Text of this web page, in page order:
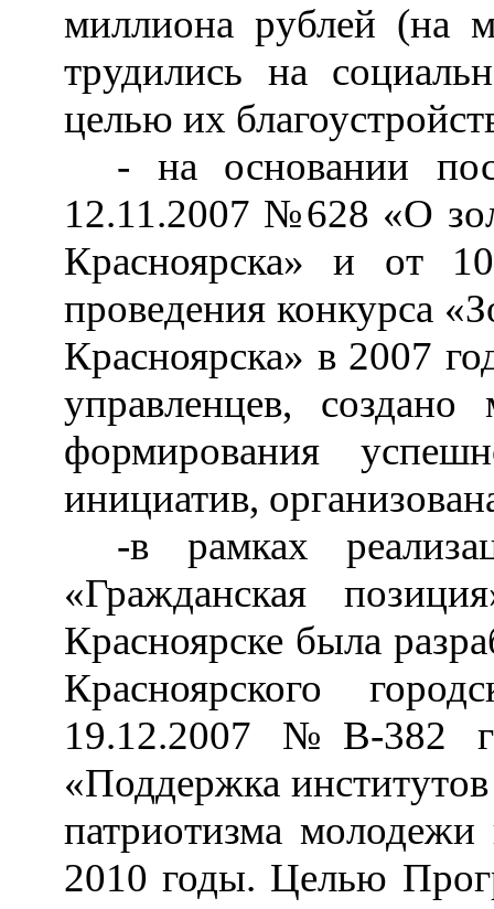
миллиона рублей (на
трудились на
целью их
- на основании
12.11.2007 №628 «О
Красноярска» и от
проведения конкурса
Красноярска» в 2007
управленцев,
формирования
инициатив,
-в рамках
«Гражданская
Красноярске была
Красноярского
19.12.2007 №В-382
«Поддержка
патриотизма
2010 годы. Целью